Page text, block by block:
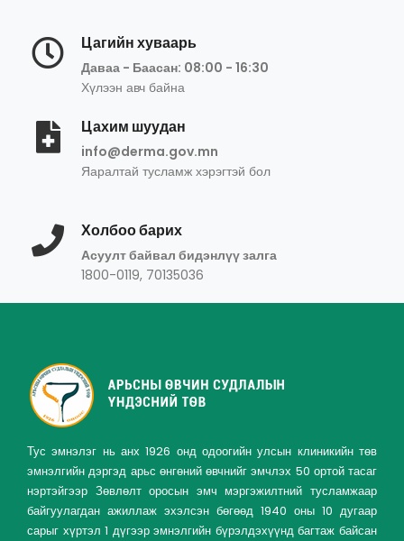
Цагийн хуваарь
Даваа - Баасан: 08:00 - 16:30
Хүлээн авч байна
Цахим шуудан
info@derma.gov.mn
Яаралтай тусламж хэрэгтэй бол
Холбоо барих
Асуулт байвал бидэнлүү залга
1800-0119, 70135036
Тус эмнэлэг нь анх 1926 онд одоогийн улсын клиникийн төв
эмнэлгийн дэргэд арьс өнгөний өвчнийг эмчлэх 50 ортой тасаг
нэртэйгээр Зөвлөлт оросын эмч мэргэжилтний тусламжаар
байгуулагдан ажиллаж эхэлсэн бөгөөд 1940 оны 10 дугаар
сарыг хүртэл 1 дүгээр эмнэлгийн бүрэлдэхүүнд багтаж байсан